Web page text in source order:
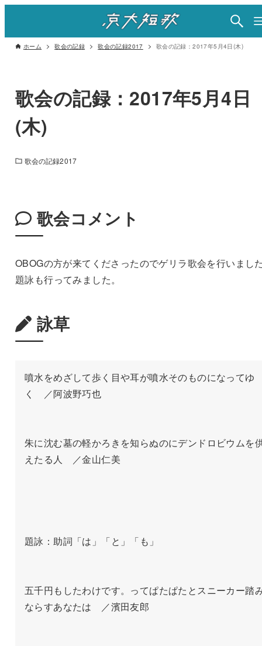
ホーム 歌会の記録 歌会の記録2017 歌会の記録：2017年5月4日(木)
歌会の記録：2017年5月4日
(木)
歌会の記録2017
歌会コメント
OBOGの方が来てくださったのでゲリラ歌会を行いまし
題詠も行ってみました。
詠草
噴水をめざして歩く目や耳が噴水そのものになってゆ
く　／阿波野巧也
朱に沈む墓の軽かろきを知らぬのにデンドロビウムを
えたる人　／金山仁美
題詠：助詞「は」「と」「も」
五千円もしたわけです。ってぱたぱたとスニーカー踏
ならすあなたは　／濱田友郎